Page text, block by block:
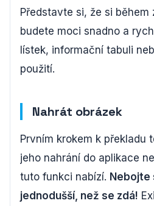
Představte si, že si
budete moci snadno a
lístek, informační tabuli
použití.
Nahrát obrázek
Prvním krokem k překladu
jeho nahrání do aplikace
tuto funkci nabízí. Nebojte
jednodušší, než se zdá!